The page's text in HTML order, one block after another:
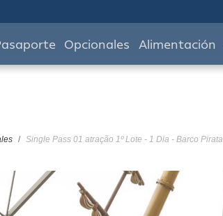
Opcionales Alimentación
Single Pass 01 atração 1º Lote - 1 Dia - Barco Pirata